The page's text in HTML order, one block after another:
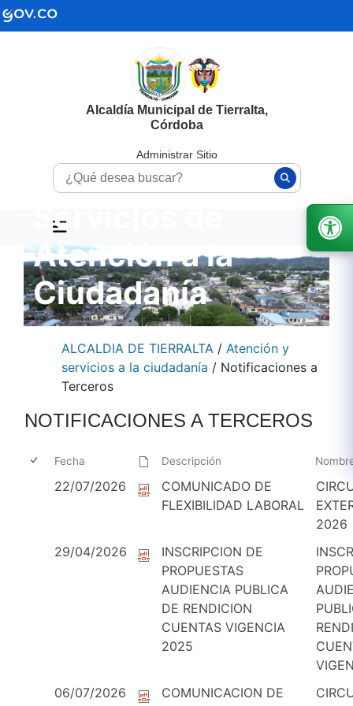
Alcaldía Municipal de Tierralta,
Córdoba
Administrar Sitio
Servicios de
Atención a la
Ciudadanía
ALCALDIA DE TIERRALTA / Atención y
servicios a la ciudadanía / Notificaciones a
Terceros
NOTIFICACIONES A TERCEROS​​​
Fecha Descripción
22/07/2026
COMUNICADO DE
FLEXIBILIDAD LABORAL
2026
29/04/2026
INSCRIPCION DE
PROPUESTAS
AUDIENCIA PUBLICA
DE RENDICION
CUENTAS VIGENCIA
2025
06/07/2026
COMUNICACION DE